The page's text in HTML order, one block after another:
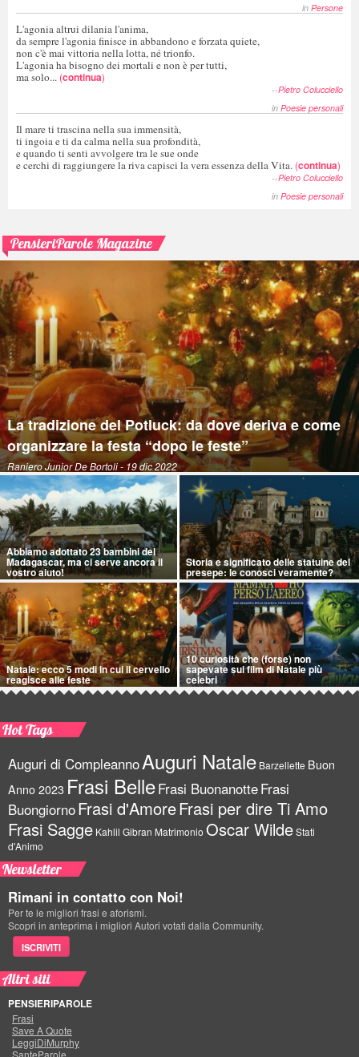
in Persone
L'agonia altrui dilania l'anima,
da sempre l'agonia finisce in abbandono e forzata quiete,
non c'è mai vittoria nella lotta, né trionfo.
L'agonia ha bisogno dei mortali e non è per tutti,
ma solo... (continua)
--Pietro Colucciello
in Poesie personali
Il mare ti trascina nella sua immensità,
ti ingoia e ti da calma nella sua profondità,
e quando ti senti avvolgere tra le sue onde
e cerchi di raggiungere la riva capisci la vera essenza della Vita. (continua)
--Pietro Colucciello
in Poesie personali
PensieriParole Magazine
La tradizione del Potluck: da dove deriva e come
organizzare la festa “dopo le feste”
Raniero Junior De Bortoli- 19 dic 2022
Abbiamo adottato 23 bambini del
Madagascar, ma ci serve ancora il
vostro aiuto!
Storia e significato delle statuine del
presepe: le conosci veramente?
Natale: ecco 5 modi in cui il cervello
reagisce alle feste
10 curiosità che (forse) non
sapevate sui film di Natale più
celebri
Hot Tags
Auguri di CompleannoAuguri Natale Barzellette Buon
Anno 2023 Frasi BelleFrasi BuonanotteFrasi
BuongiornoFrasi d'AmoreFrasi per dire Ti Amo
Frasi Sagge Kahlil Gibran Matrimonio Oscar WildeStati
d'Animo
Newsletter
Rimani in contatto con Noi!
Per te le migliori frasi e aforismi.
Scopri in anteprima i migliori Autori votati dalla Community.
ISCRIVITI
Altri siti
PENSIERIPAROLE
Frasi
Save A Quote
LeggiDiMurphy
SanteParole